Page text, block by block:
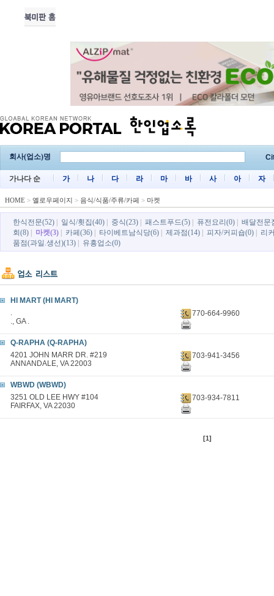
회사(업소)명
가나다 순 가 나 다 라 마 바 사 아 자
HOME > 옐로우페이지 > 음식/식품/주류/카페 > 마켓
한식전문(52) 일식/횟집(40) 중식(23) 패스트푸드(5) 퓨전요리(0)
배달전문
회(8)
마켓(3) 카페(36) 타이베트남식당(6) 제과점(14) 피자/커피숍(0)
리
품점(과일.생선)(13)
유흥업소(0)
HI MART (HI MART)
.
., GA .
770-664-9960
Q-RAPHA (Q-RAPHA)
4201 JOHN MARR DR. #219
ANNANDALE, VA 22003
703-941-3456
WBWD (WBWD)
3251 OLD LEE HWY #104
FAIRFAX, VA 22030
703-934-7811
[1]